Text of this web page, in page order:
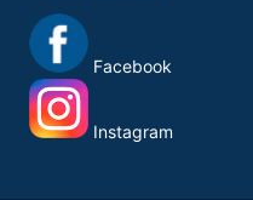
Facebook
Instagram